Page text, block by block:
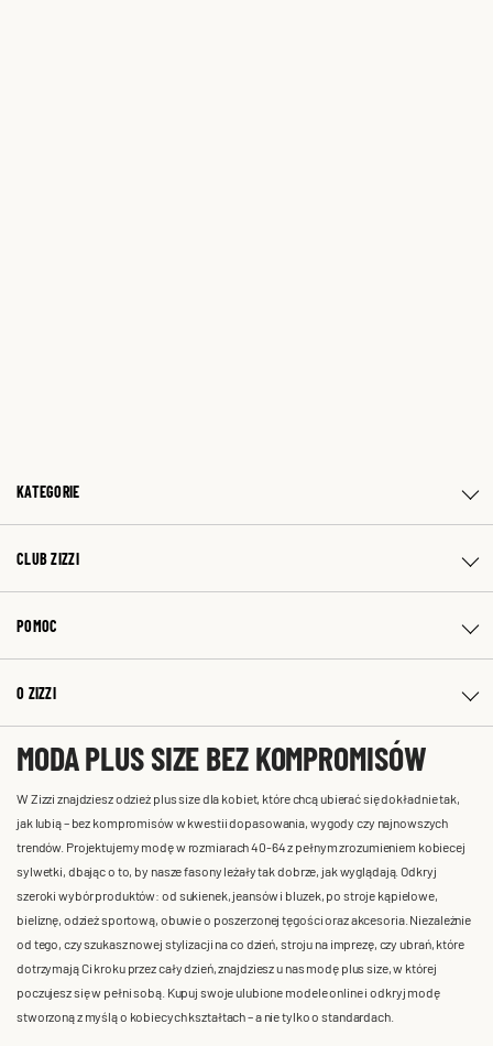
KATEGORIE
CLUB ZIZZI
POMOC
O ZIZZI
MODA PLUS SIZE BEZ KOMPROMISÓW
W Zizzi znajdziesz odzież plus size dla kobiet, które chcą ubierać się dokładnie tak,
jak lubią – bez kompromisów w kwestii dopasowania, wygody czy najnowszych
trendów. Projektujemy modę w rozmiarach 40-64 z pełnym zrozumieniem kobiecej
sylwetki, dbając o to, by nasze fasony leżały tak dobrze, jak wyglądają. Odkryj
szeroki wybór produktów: od sukienek, jeansów i bluzek, po stroje kąpielowe,
bieliznę, odzież sportową, obuwie o poszerzonej tęgości oraz akcesoria. Niezależnie
od tego, czy szukasz nowej stylizacji na co dzień, stroju na imprezę, czy ubrań, które
dotrzymają Ci kroku przez cały dzień, znajdziesz u nas modę plus size, w której
poczujesz się w pełni sobą. Kupuj swoje ulubione modele online i odkryj modę
stworzoną z myślą o kobiecych kształtach – a nie tylko o standardach.